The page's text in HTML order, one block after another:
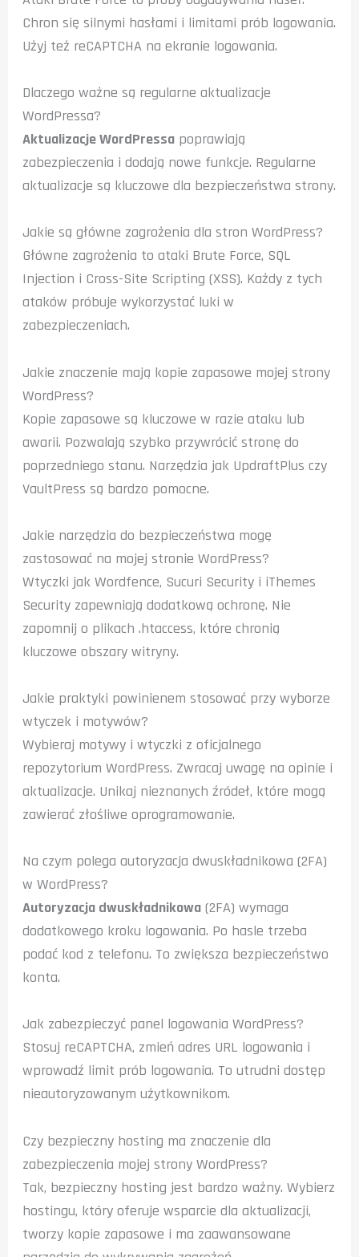
Chron się silnymi hasłami i limitami prób logowania.
Użyj też reCAPTCHA na ekranie logowania.
Dlaczego ważne są regularne aktualizacje
WordPressa?
Aktualizacje WordPressa poprawiają
zabezpieczenia i dodają nowe funkcje. Regularne
aktualizacje są kluczowe dla bezpieczeństwa strony.
Jakie są główne zagrożenia dla stron WordPress?
Główne zagrożenia to ataki Brute Force, SQL
Injection i Cross-Site Scripting (XSS). Każdy z tych
ataków próbuje wykorzystać luki w
zabezpieczeniach.
Jakie znaczenie mają kopie zapasowe mojej strony
WordPress?
Kopie zapasowe są kluczowe w razie ataku lub
awarii. Pozwalają szybko przywrócić stronę do
poprzedniego stanu. Narzędzia jak UpdraftPlus czy
VaultPress są bardzo pomocne.
Jakie narzędzia do bezpieczeństwa mogę
zastosować na mojej stronie WordPress?
Wtyczki jak Wordfence, Sucuri Security i iThemes
Security zapewniają dodatkową ochronę. Nie
zapomnij o plikach .htaccess, które chronią
kluczowe obszary witryny.
Jakie praktyki powinienem stosować przy wyborze
wtyczek i motywów?
Wybieraj motywy i wtyczki z oficjalnego
repozytorium WordPress. Zwracaj uwagę na opinie i
aktualizacje. Unikaj nieznanych źródeł, które mogą
zawierać złośliwe oprogramowanie.
Na czym polega autoryzacja dwuskładnikowa (2FA)
w WordPress?
Autoryzacja dwuskładnikowa (2FA) wymaga
dodatkowego kroku logowania. Po hasle trzeba
podać kod z telefonu. To zwiększa bezpieczeństwo
konta.
Jak zabezpieczyć panel logowania WordPress?
Stosuj reCAPTCHA, zmień adres URL logowania i
wprowadź limit prób logowania. To utrudni dostęp
nieautoryzowanym użytkownikom.
Czy bezpieczny hosting ma znaczenie dla
zabezpieczenia mojej strony WordPress?
Tak, bezpieczny hosting jest bardzo ważny. Wybierz
hostingu, który oferuje wsparcie dla aktualizacji,
tworzy kopie zapasowe i ma zaawansowane